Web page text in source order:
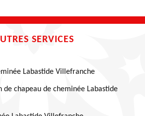
SERVICES
Labastide Villefranche
de chapeau de cheminée Labastide